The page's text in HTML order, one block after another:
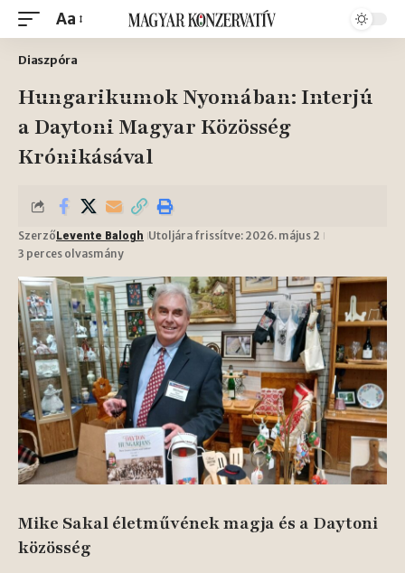
Aa
Diaszpóra
Hungarikumok Nyomában: Interjú
a Daytoni Magyar Közösség
Krónikásával
Szerző Levente Balogh Utoljára frissítve: 2026. május 2
3 perces olvasmány
Mike Sakal életművének magja és a Daytoni
közösség